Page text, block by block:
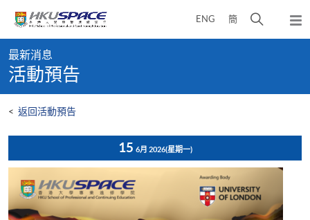
content
ENG 簡
開
彈
出
content
start
最新消息
活動預告
< 返回活動預告
15 6月 2026(星期一)